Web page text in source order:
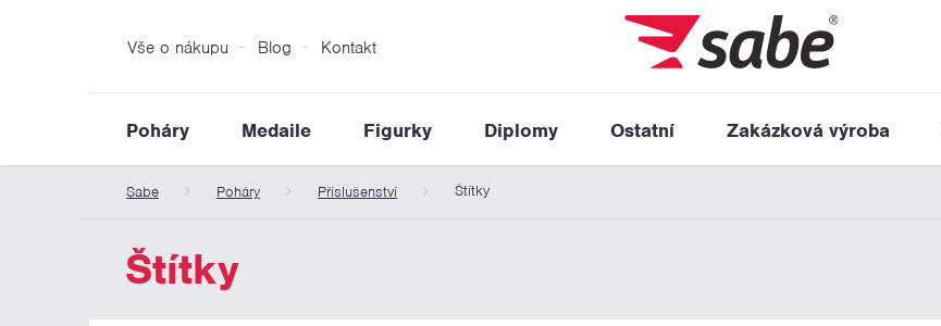
Vše o nákupu Blog Kontakt
Poháry Medaile Figurky Diplomy Ostatní Zakázková výroba
Sabe Poháry Příslušenství Štítky
Štítky